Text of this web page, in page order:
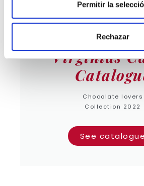
Permitir la
Rechazar
Virginias
Chocolate lovers
Collection 2022
See catalogue